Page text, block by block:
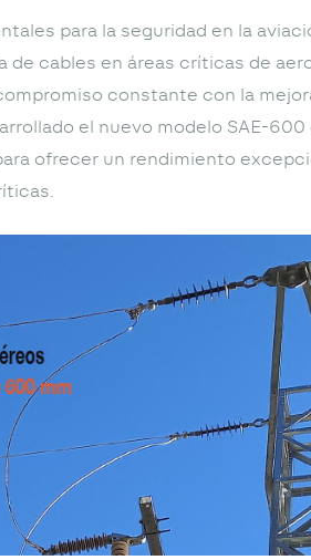
para la seguridad en la
de cables en áreas críticas de
constante con la
el nuevo modelo SAE-
ofrecer un rendimiento